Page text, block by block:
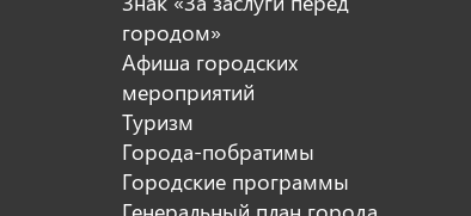
городом»
Афиша городских
мероприятий
Туризм
Города-побратимы
Городские программы
Генеральный план города